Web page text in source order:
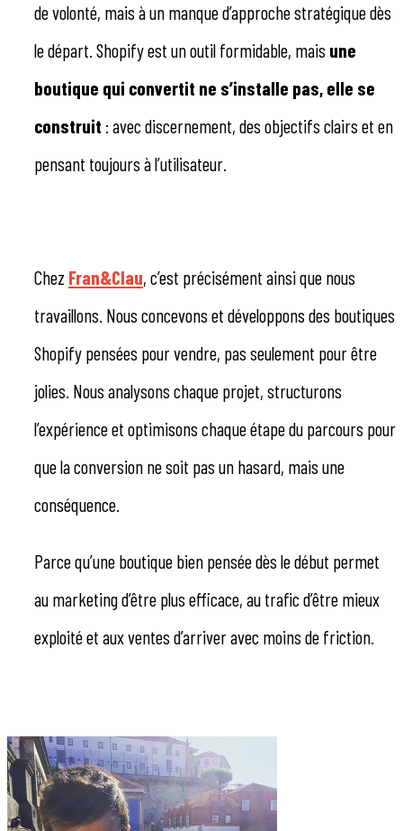
de volonté, mais à un manque d’approche stratégique dès
le départ. Shopify est un outil formidable, mais une
boutique qui convertit ne s’installe pas, elle se
construit : avec discernement, des objectifs clairs et en
pensant toujours à l’utilisateur.
Chez Fran&Clau, c’est précisément ainsi que nous
travaillons. Nous concevons et développons des boutiques
Shopify pensées pour vendre, pas seulement pour être
jolies. Nous analysons chaque projet, structurons
l’expérience et optimisons chaque étape du parcours pour
que la conversion ne soit pas un hasard, mais une
conséquence.
Parce qu’une boutique bien pensée dès le début permet
au marketing d’être plus efficace, au trafic d’être mieux
exploité et aux ventes d’arriver avec moins de friction.